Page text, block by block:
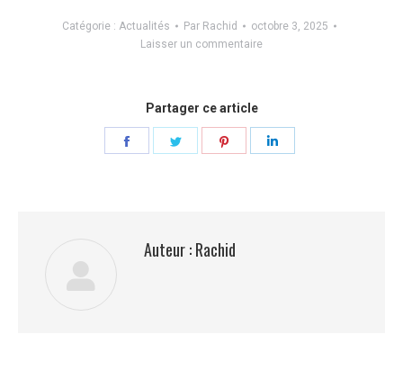
Catégorie : Actualités Par Rachid
octobre 3, 2025
Laisser un commentaire
Partager ce article
Partager Partager Partager
Auteur :Rachid